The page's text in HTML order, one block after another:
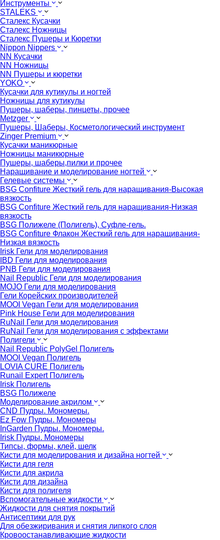
Инструменты
STALEKS
Сталекс Кусачки
Сталекс Ножницы
Сталекс Пушеры и Кюретки
Nippon Nippers
NN Кусачки
NN Ножницы
NN Пушеры и кюретки
YOKO
Кусачки для кутикулы и ногтей
Ножницы для кутикулы
Пушеры, шаберы, пинцеты, прочее
Metzger
Пушеры, Шаберы, Косметологический инструмент
Zinger Premium
Кусачки маникюрные
Ножницы маникюрные
Пушеры, шаберы,пилки и прочее
Наращивание и моделирование ногтей
Гелевые системы
BSG Confiture Жесткий гель для наращивания-Высокая
вязкость
BSG Confiture Жесткий гель для наращивания-Низкая
вязкость
BSG Полижеле (Полигель), Суфле-гель.
BSG Confiture Флакон Жесткий гель для наращивания-
Низкая вязкость
Irisk Гели для моделирования
IBD Гели для моделирования
PNB Гели для моделирования
Nail Republic Гели для моделирования
MOJO Гели для моделирования
Гели Корейских производителей
MOOI Vegan Гели для моделирования
Pink House Гели для моделирования
RuNail Гели для моделирования
RuNail Гели для моделирования с эффектами
Полигели
Nail Republic PolyGel Полигель
MOOI Vegan Полигель
LOVIA CURE Полигель
Runail Expert Полигель
Irisk Полигель
BSG Полижеле
Моделирование акрилом
CND Пудры. Мономеры.
Ez Fow Пудры. Мономеры
InGarden Пудры. Мономеры.
Irisk Пудры. Мономеры
Типсы, формы, клей, шелк
Кисти для моделирования и дизайна ногтей
Кисти для геля
Кисти для акрила
Кисти для дизайна
Кисти для полигеля
Вспомогательные жидкости
Жидкости для снятия покрытий
Антисептики для рук
Для обезжиривания и снятия липкого слоя
Кровоостанавливающие жидкости